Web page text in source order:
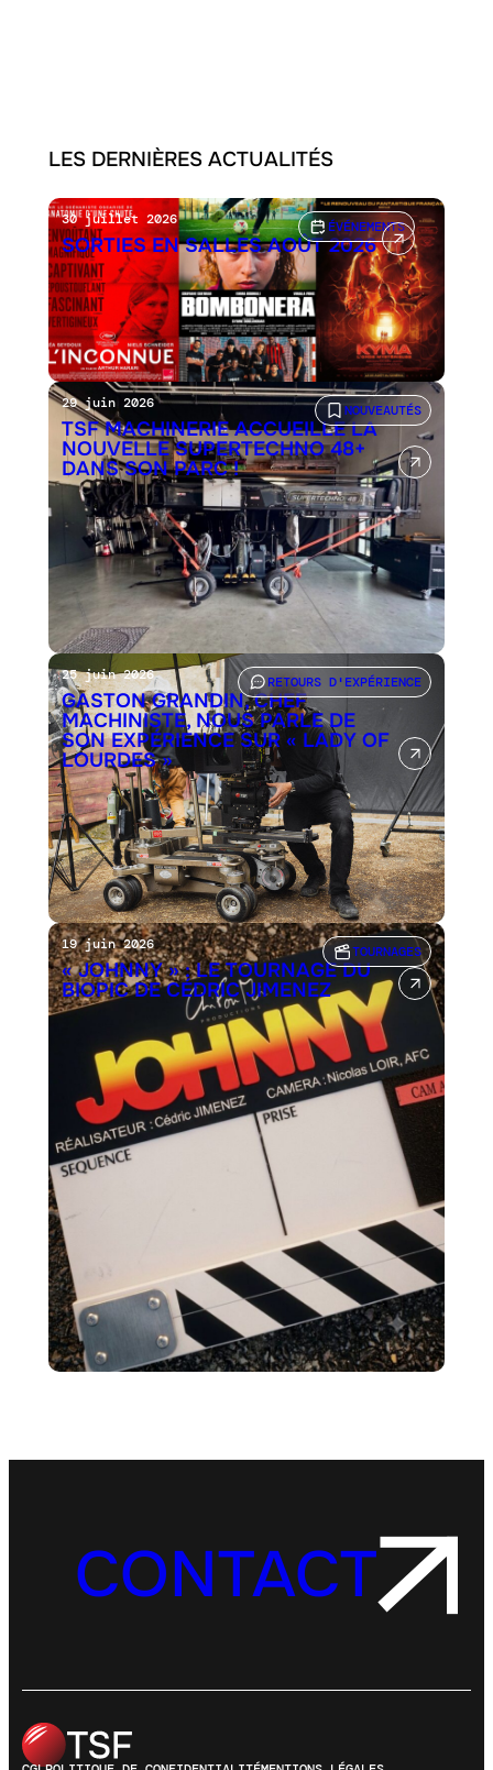
LES DERNIÈRES ACTUALITÉS
ÉVÉNEMENTS
30 juillet 2026
SORTIES EN SALLES AOÛT 2026
NOUVEAUTÉS
29 juin 2026
TSF MACHINERIE ACCUEILLE LA
NOUVELLE SUPERTECHNO 48+
DANS SON PARC !
RETOURS D'EXPÉRIENCE
25 juin 2026
GASTON GRANDIN, CHEF
MACHINISTE, NOUS PARLE DE
SON EXPÉRIENCE SUR « LADY OF
LOURDES »
TOURNAGES
19 juin 2026
« JOHNNY » : LE TOURNAGE DU
BIOPIC DE CÉDRIC JIMENEZ
CONTACT